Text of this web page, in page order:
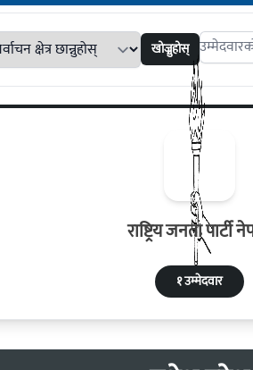
खोज्नुहोस् Search
राष्ट्रिय जनता पार्टी
१ उम्मेदवार